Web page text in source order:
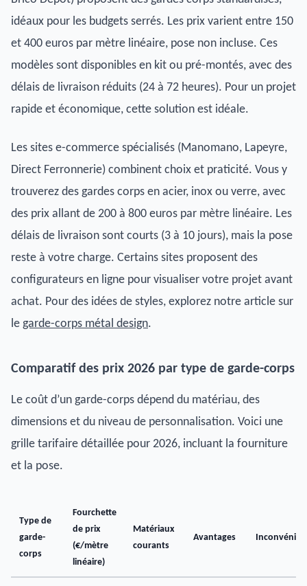
idéaux pour les budgets serrés. Les prix varient entre 150
et 400 euros par mètre linéaire, pose non incluse. Ces
modèles sont disponibles en kit ou pré-montés, avec des
délais de livraison réduits (24 à 72 heures). Pour un projet
rapide et économique, cette solution est idéale.
Les sites e-commerce spécialisés (Manomano, Lapeyre,
Direct Ferronnerie) combinent choix et praticité. Vous y
trouverez des gardes corps en acier, inox ou verre, avec
des prix allant de 200 à 800 euros par mètre linéaire. Les
délais de livraison sont courts (3 à 10 jours), mais la pose
reste à votre charge. Certains sites proposent des
configurateurs en ligne pour visualiser votre projet avant
achat. Pour des idées de styles, explorez notre article sur
le garde-corps métal design.
Comparatif des prix 2026 par type de garde-corps
Le coût d’un garde-corps dépend du matériau, des
dimensions et du niveau de personnalisation. Voici une
grille tarifaire détaillée pour 2026, incluant la fourniture
et la pose.
Type de
garde-
corps
Fourchette
de prix
(€/mètre
linéaire)
Matériaux
courants
Avantages